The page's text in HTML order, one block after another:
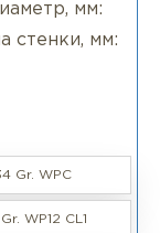
мм:
стенки, мм:
Gr. WPC
WP12 CL1